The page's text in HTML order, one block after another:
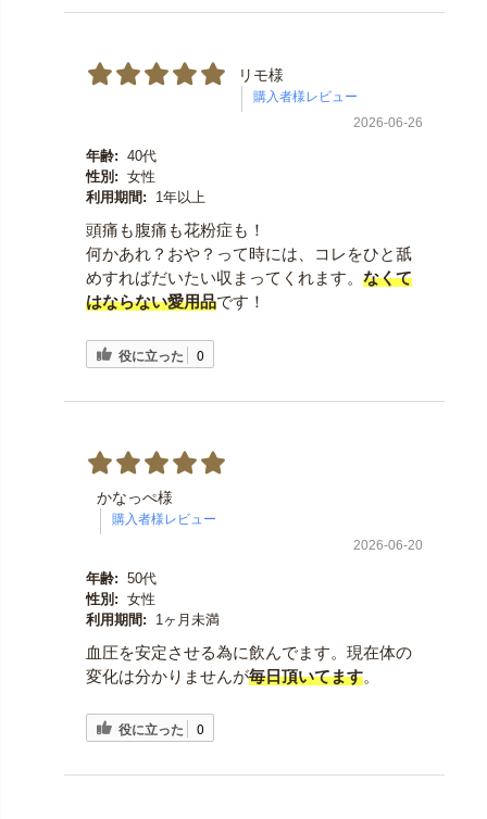
リモ様
2026-06-26
年齢: 40代
性別: 女性
利用期間:
1年以上
頭痛も腹痛も花粉症も！
何かあれ？おや？って時には、コレをひと舐
めすればだいたい収まってくれます。 なくて
はならない愛用品です！
役に立った 0
かなっぺ様
2026-06-20
年齢: 50代
性別: 女性
利用期間:
1ヶ月未満
血圧を安定させる為に飲んでます。現在体の
変化は分かりませんが毎日頂いてます。
役に立った 0